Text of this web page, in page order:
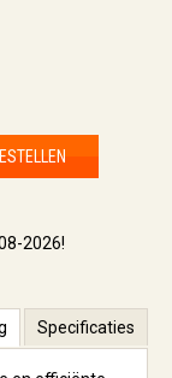
2026!
Specificaties